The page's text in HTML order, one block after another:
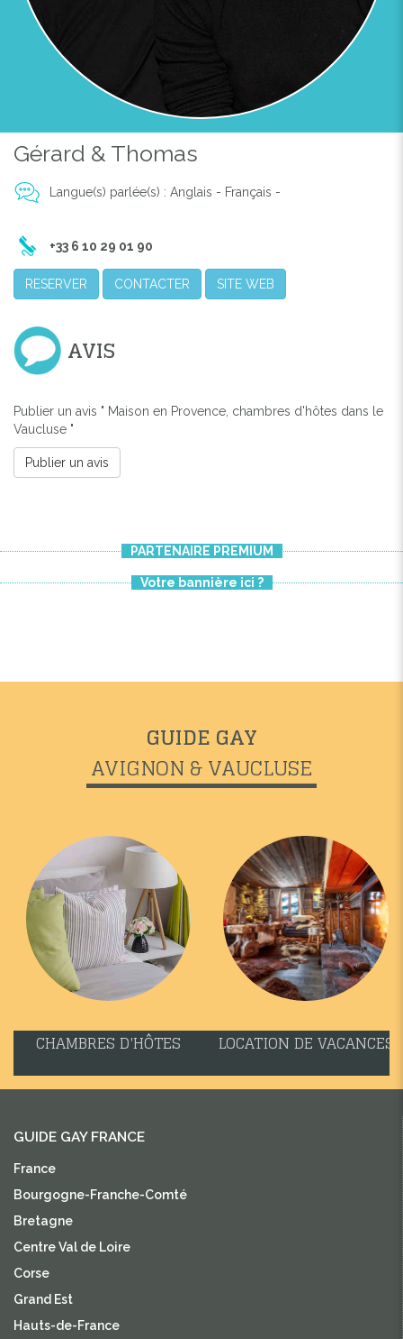
Previous
Gérard & Thomas
Langue(s) parlée(s) : Anglais - Français -
+33 6 10 29 01 90
RESERVER CONTACTER SITE WEB
AVIS
Publier un avis " Maison en Provence, chambres d'hôtes dans le
Vaucluse "
Publier un avis
PARTENAIRE PREMIUM
Votre bannière ici ?
GUIDE GAY
AVIGNON & VAUCLUSE
CHAMBRES D'HÔTES LOCATION DE VACANCES
GUIDE GAY FRANCE
France
Bourgogne-Franche-Comté
Bretagne
Centre Val de Loire
Corse
Grand Est
Hauts-de-France